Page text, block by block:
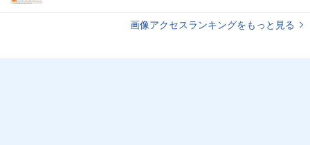
画像アクセスランキングをもっと見る